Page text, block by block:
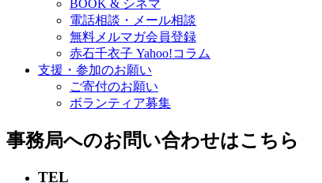
BOOK & シネマ
電話相談・メール相談
無料メルマガ会員登録
赤石千衣子 Yahoo!コラム
支援・参加のお願い
ご寄付のお願い
ボランティア募集
事務局へのお問い合わせはこちら
TEL